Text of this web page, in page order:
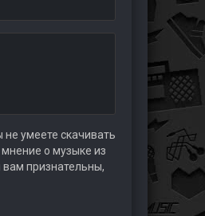
не умеете скачивать
мнение о музыке из
вам признательны,